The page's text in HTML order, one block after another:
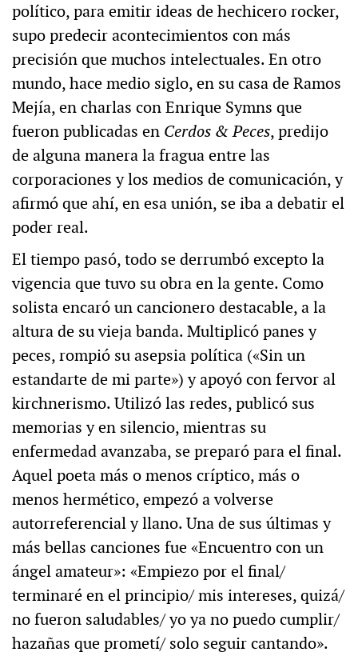
político, para emitir ideas de hechicero rocker,
supo predecir acontecimientos con más
precisión que muchos intelectuales. En otro
mundo, hace medio siglo, en su casa de Ramos
Mejía, en charlas con Enrique Symns que
fueron publicadas en Cerdos & Peces, predijo
de alguna manera la fragua entre las
corporaciones y los medios de comunicación, y
afirmó que ahí, en esa unión, se iba a debatir el
poder real.
El tiempo pasó, todo se derrumbó excepto la
vigencia que tuvo su obra en la gente. Como
solista encaró un cancionero destacable, a la
altura de su vieja banda. Multiplicó panes y
peces, rompió su asepsia política («Sin un
estandarte de mi parte») y apoyó con fervor al
kirchnerismo. Utilizó las redes, publicó sus
memorias y en silencio, mientras su
enfermedad avanzaba, se preparó para el final.
Aquel poeta más o menos críptico, más o
menos hermético, empezó a volverse
autorreferencial y llano. Una de sus últimas y
más bellas canciones fue «Encuentro con un
ángel amateur»: «Empiezo por el final/
terminaré en el principio/ mis intereses, quizá/
no fueron saludables/ yo ya no puedo cumplir/
hazañas que prometí/ solo seguir cantando».